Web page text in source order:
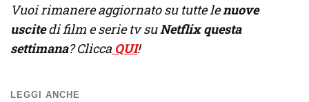
Vuoi rimanere aggiornato su tutte lenuove
uscitedi film e serie tv suNetflix questa
settimana? Clicca QUI!
LEGGI ANCHE